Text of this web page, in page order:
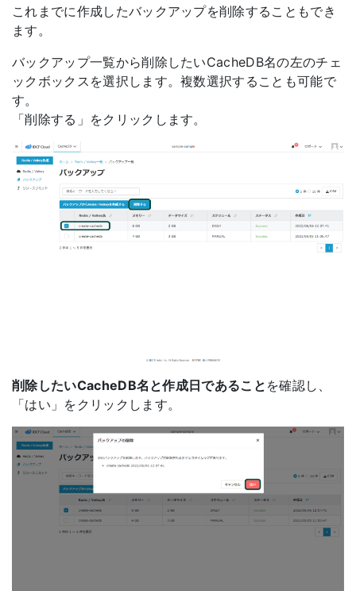
これまでに作成したバックアップを削除することもでき
ます。
バックアップ一覧から削除したいCacheDB名の左のチェ
ックボックスを選択します。複数選択することも可能で
す。
「削除する」をクリックします。
削除したいCacheDB名と作成日であること を確認し、
「はい」をクリックします。